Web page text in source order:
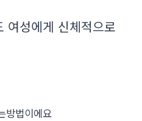
여성에게 신체적으로
방법이에요